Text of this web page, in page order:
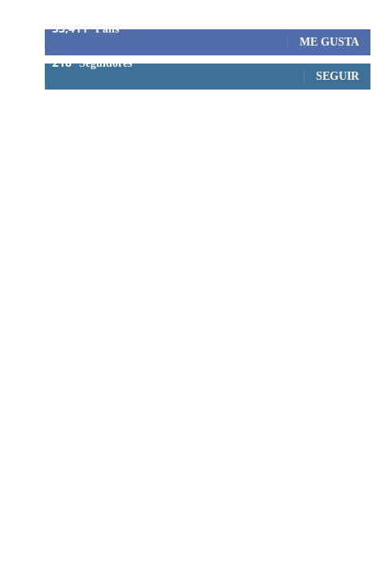
53,411 Fans
ME GUSTA
218 Seguidores
SEGUIR